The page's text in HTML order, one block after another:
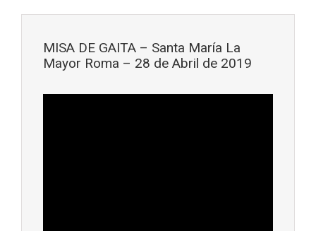
Saltar al contenido principal
MISA DE GAITA – Santa María La
Mayor Roma – 28 de Abril de 2019